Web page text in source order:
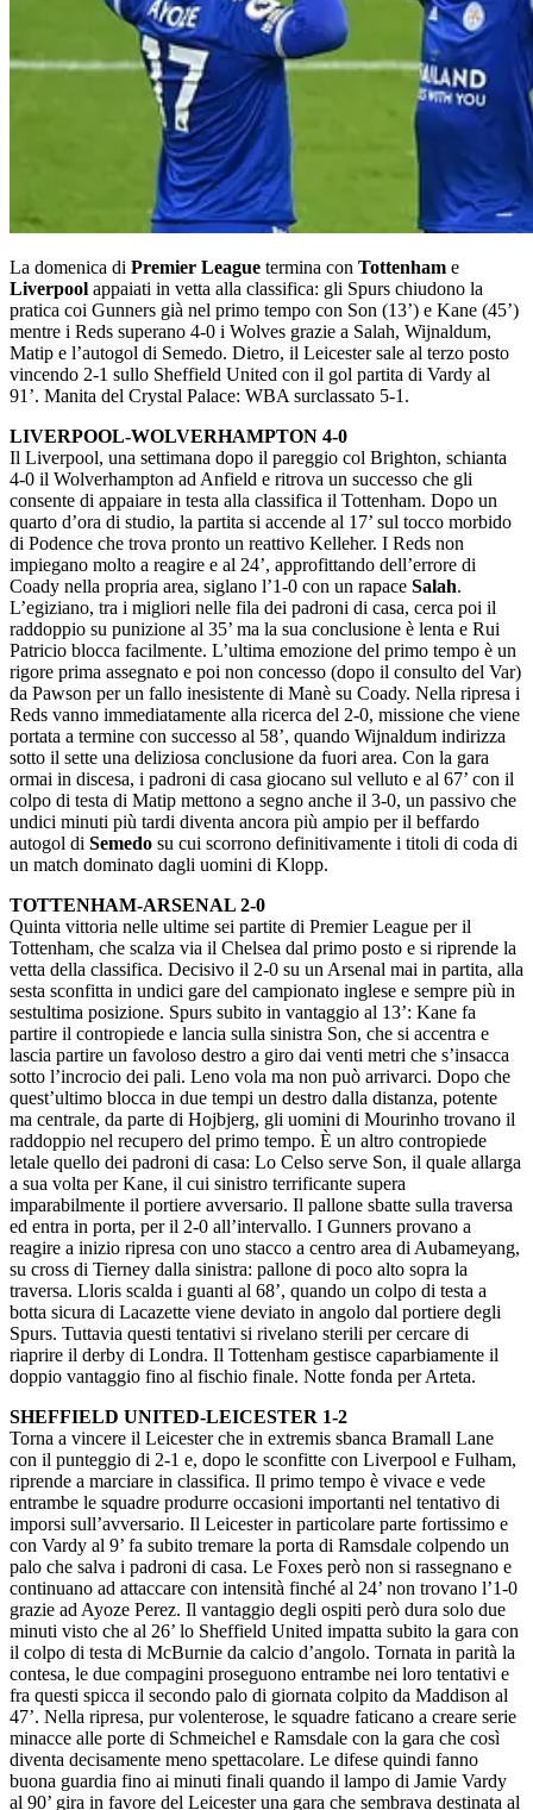
La domenica di Premier League termina con Tottenham e
Liverpool appaiati in vetta alla classifica: gli Spurs chiudono la
pratica coi Gunners già nel primo tempo con Son (13’) e Kane (45’)
mentre i Reds superano 4-0 i Wolves grazie a Salah, Wijnaldum,
Matip e l’autogol di Semedo. Dietro, il Leicester sale al terzo posto
vincendo 2-1 sullo Sheffield United con il gol partita di Vardy al
91’. Manita del Crystal Palace: WBA surclassato 5-1.
LIVERPOOL-WOLVERHAMPTON 4-0
Il Liverpool, una settimana dopo il pareggio col Brighton, schianta
4-0 il Wolverhampton ad Anfield e ritrova un successo che gli
consente di appaiare in testa alla classifica il Tottenham. Dopo un
quarto d’ora di studio, la partita si accende al 17’ sul tocco morbido
di Podence che trova pronto un reattivo Kelleher. I Reds non
impiegano molto a reagire e al 24’, approfittando dell’errore di
Coady nella propria area, siglano l’1-0 con un rapace Salah.
L’egiziano, tra i migliori nelle fila dei padroni di casa, cerca poi il
raddoppio su punizione al 35’ ma la sua conclusione è lenta e Rui
Patricio blocca facilmente. L’ultima emozione del primo tempo è un
rigore prima assegnato e poi non concesso (dopo il consulto del Var)
da Pawson per un fallo inesistente di Manè su Coady. Nella ripresa i
Reds vanno immediatamente alla ricerca del 2-0, missione che viene
portata a termine con successo al 58’, quando Wijnaldum indirizza
sotto il sette una deliziosa conclusione da fuori area. Con la gara
ormai in discesa, i padroni di casa giocano sul velluto e al 67’ con il
colpo di testa di Matip mettono a segno anche il 3-0, un passivo che
undici minuti più tardi diventa ancora più ampio per il beffardo
autogol di Semedo su cui scorrono definitivamente i titoli di coda di
un match dominato dagli uomini di Klopp.
TOTTENHAM-ARSENAL 2-0
Quinta vittoria nelle ultime sei partite di Premier League per il
Tottenham, che scalza via il Chelsea dal primo posto e si riprende la
vetta della classifica. Decisivo il 2-0 su un Arsenal mai in partita, alla
sesta sconfitta in undici gare del campionato inglese e sempre più in
sestultima posizione. Spurs subito in vantaggio al 13’: Kane fa
partire il contropiede e lancia sulla sinistra Son, che si accentra e
lascia partire un favoloso destro a giro dai venti metri che s’insacca
sotto l’incrocio dei pali. Leno vola ma non può arrivarci. Dopo che
quest’ultimo blocca in due tempi un destro dalla distanza, potente
ma centrale, da parte di Hojbjerg, gli uomini di Mourinho trovano il
raddoppio nel recupero del primo tempo. È un altro contropiede
letale quello dei padroni di casa: Lo Celso serve Son, il quale allarga
a sua volta per Kane, il cui sinistro terrificante supera
imparabilmente il portiere avversario. Il pallone sbatte sulla traversa
ed entra in porta, per il 2-0 all’intervallo. I Gunners provano a
reagire a inizio ripresa con uno stacco a centro area di Aubameyang,
su cross di Tierney dalla sinistra: pallone di poco alto sopra la
traversa. Lloris scalda i guanti al 68’, quando un colpo di testa a
botta sicura di Lacazette viene deviato in angolo dal portiere degli
Spurs. Tuttavia questi tentativi si rivelano sterili per cercare di
riaprire il derby di Londra. Il Tottenham gestisce caparbiamente il
doppio vantaggio fino al fischio finale. Notte fonda per Arteta.
SHEFFIELD UNITED-LEICESTER 1-2
Torna a vincere il Leicester che in extremis sbanca Bramall Lane
con il punteggio di 2-1 e, dopo le sconfitte con Liverpool e Fulham,
riprende a marciare in classifica. Il primo tempo è vivace e vede
entrambe le squadre produrre occasioni importanti nel tentativo di
imporsi sull’avversario. Il Leicester in particolare parte fortissimo e
con Vardy al 9’ fa subito tremare la porta di Ramsdale colpendo un
palo che salva i padroni di casa. Le Foxes però non si rassegnano e
continuano ad attaccare con intensità finché al 24’ non trovano l’1-0
grazie ad Ayoze Perez. Il vantaggio degli ospiti però dura solo due
minuti visto che al 26’ lo Sheffield United impatta subito la gara con
il colpo di testa di McBurnie da calcio d’angolo. Tornata in parità la
contesa, le due compagini proseguono entrambe nei loro tentativi e
fra questi spicca il secondo palo di giornata colpito da Maddison al
47’. Nella ripresa, pur volenterose, le squadre faticano a creare serie
minacce alle porte di Schmeichel e Ramsdale con la gara che così
diventa decisamente meno spettacolare. Le difese quindi fanno
buona guardia fino ai minuti finali quando il lampo di Jamie Vardy
al 90’ gira in favore del Leicester una gara che sembrava destinata al